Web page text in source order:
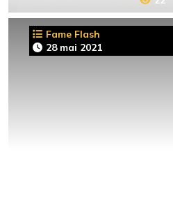
Fame Flash
28 mai 2021